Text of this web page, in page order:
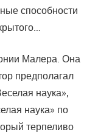
способности
Малера. Она
предполагал
наука»,
наука» по
терпеливо